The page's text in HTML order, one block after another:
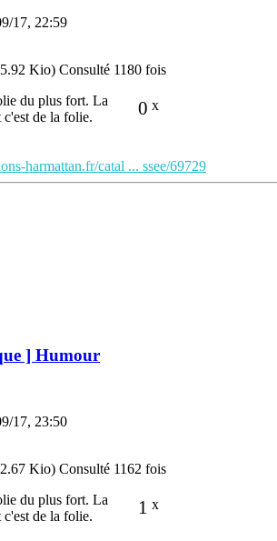
17, 22:59
Kio) Consulté 1180 fois
0 x
du plus fort. La
de la folie.
harmattan.fr/catal ... ssee/69729
] Humour
17, 23:50
Kio) Consulté 1162 fois
1 x
du plus fort. La
de la folie.